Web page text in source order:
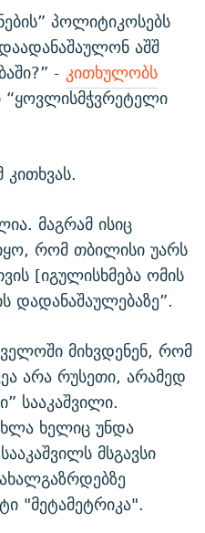
პოლიტიკოსებს
აშშ
- კითხულობს
კითხვას.
მაგრამ ისიც
რომ თბილისი უარს
[იგულისხმება ომის
დადანაშაულებაზე”.
მიხვდენენ, რომ
არა რუსეთი, არამედ
სააკაშვილი.
ხელიც უნდა
მსგავსი
ახალგაზრდებზე
"მეტამეტრიკა".